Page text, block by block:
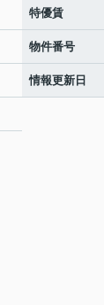
特優賃
物件番号
情報更新日